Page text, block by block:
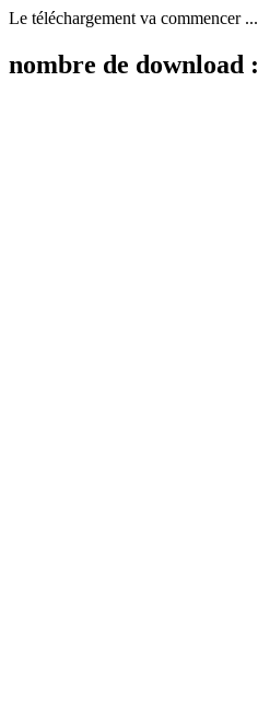
Le téléchargement va commencer ...
nombre de download :